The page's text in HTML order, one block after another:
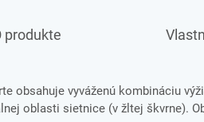
produkte
obsahuje vyváženú kombináciu
oblasti sietnice (v žltej škvrne).